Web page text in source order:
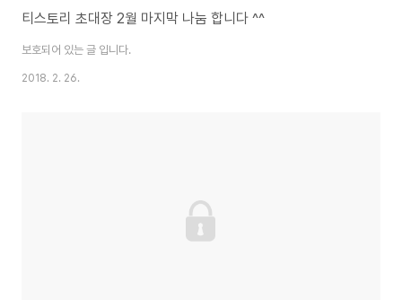
티스토리 초대장 2월 마지막 나눔 합니다 ^^
보호되어 있는 글 입니다.
2018. 2. 26.